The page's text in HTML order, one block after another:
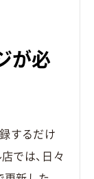
が必
するだけ
では、日々